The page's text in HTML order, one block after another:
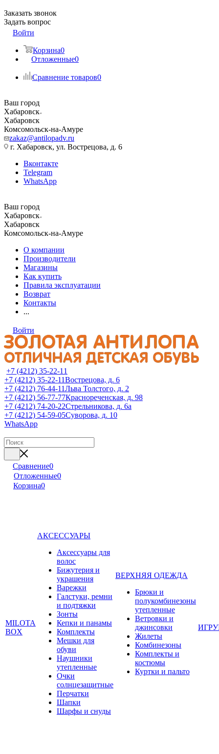
Заказать звонок
Задать вопрос
Войти
Корзина0
Отложенные0
Сравнение товаров0
Ваш город
Хабаровск
Хабаровск
Комсомольск-на-Амуре
zakaz@antilopadv.ru
г. Хабаровск, ул. Вострецова, д. 6
Вконтакте
Telegram
WhatsApp
Ваш город
Хабаровск
Хабаровск
Комсомольск-на-Амуре
О компании
Производители
Магазины
Как купить
Правила эксплуатации
Возврат
Контакты
...
Войти
+7 (4212) 35-22-11
+7 (4212) 35-22-11Вострецова, д. 6
+7 (4212) 76-44-11Льва Толстого, д. 2
+7 (4212) 56-77-77Краснореченская, д. 98
+7 (4212) 74-20-22Стрельникова, д. 6а
+7 (4212) 54-59-05Суворова, д. 10
WhatsApp
Сравнение0
Отложенные0
Корзина0
MILOTA
BOX
АКСЕССУАРЫ
Аксессуары для
волос
Бижутерия и
украшения
Варежки
Галстуки, ремни
и подтяжки
Зонты
Кепки и панамы
Комплекты
Мешки для
обуви
Наушники
утепленные
Очки
солнцезащитные
Перчатки
Шапки
Шарфы и снуды
ВЕРХНЯЯ ОДЕЖДА
Брюки и
полукомбинезоны
утепленные
Ветровки и
джинсовки
Жилеты
Комбинезоны
Комплекты и
костюмы
Куртки и пальто